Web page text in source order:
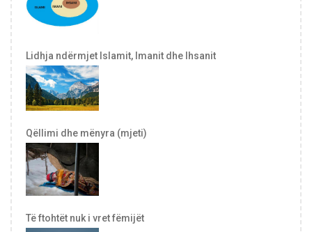
Lidhja ndërmjet Islamit, Imanit dhe Ihsanit
Qëllimi dhe mënyra (mjeti)
Të ftohtët nuk i vret fëmijët